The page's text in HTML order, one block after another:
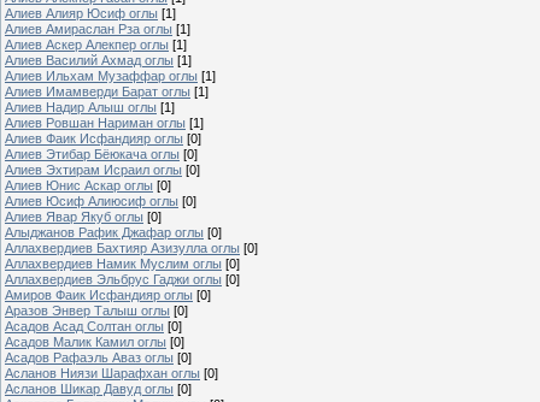
Алиев Алияр Юсиф оглы [1]
Алиев Амираслан Рза оглы [1]
Алиев Аскер Алекпер оглы [1]
Алиев Василий Ахмад оглы [1]
Алиев Ильхам Музаффар оглы [1]
Алиев Имамверди Барат оглы [1]
Алиев Надир Алыш оглы [1]
Алиев Ровшан Нариман оглы [1]
Алиев Фаик Исфандияр оглы [0]
Алиев Этибар Бёюкача оглы [0]
Алиев Эхтирам Исраил оглы [0]
Алиев Юнис Аскар оглы [0]
Алиев Юсиф Алиюсиф оглы [0]
Алиев Явар Якуб оглы [0]
Алыджанов Рафик Джафар оглы [0]
Аллахвердиев Бахтияр Азизулла оглы [0]
Аллахвердиев Намик Муслим оглы [0]
Аллахвердиев Эльбрус Гаджи оглы [0]
Амиров Фаик Исфандияр оглы [0]
Аразов Энвер Талыш оглы [0]
Асадов Асад Солтан оглы [0]
Асадов Малик Камил оглы [0]
Асадов Рафаэль Аваз оглы [0]
Асланов Ниязи Шарафхан оглы [0]
Асланов Шикар Давуд оглы [0]